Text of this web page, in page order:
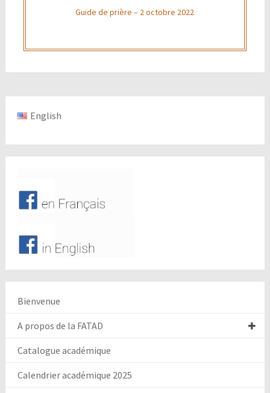
Guide de prière – 2 octobre 2022
English
Bienvenue
A propos de la FATAD
Catalogue académique
Calendrier académique 2025